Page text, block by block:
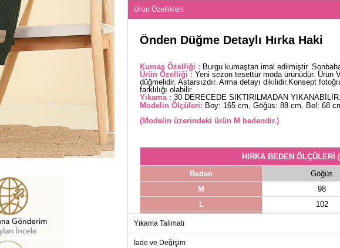
Ürün Özellikleri
Önden Düğme Detaylı Hırka Haki
Kumaş Özelliği : Burgu kumaştan imal edilmiştir.
Ürün Özelliği : Yeni sezon tesettür moda ürünüdür. Ürün
düğmelidir. Astarsızdır. Arma detayı dikilidir.Konsept
farklılığı olabilir.
Yıkama : 30 DERECEDE SIKTIRILMADAN
Modelin Ölçüleri: Boy: 165 cm, Göğüs: 88 cm, Bel: 68
(Modelin üzerindeki ürün M bedendir.)
HIRKA BEDEN ÖLÇÜLERİ
Beden
Göğüs
M
98
L
102
XXL
108
Yıkama Talimatı
İade ve Değişim